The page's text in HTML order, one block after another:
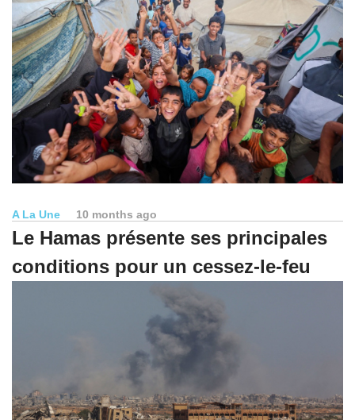
A La Une 10 months ago
Le Hamas présente ses principales
conditions pour un cessez-le-feu